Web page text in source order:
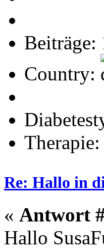
Beiträge:
Country:
Re: Hallo in
« Antwort
Hallo